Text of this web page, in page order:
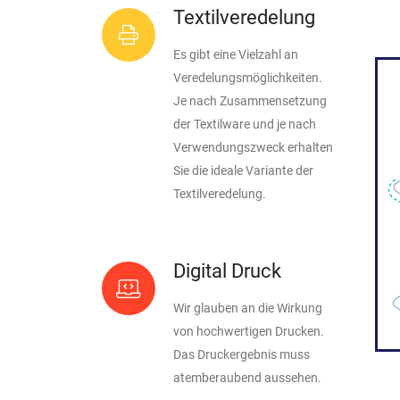
Textilveredelung
Es gibt eine Vielzahl an
Veredelungsmöglichkeiten.
Je nach Zusammensetzung
der Textilware und je nach
Verwendungszweck erhalten
Sie die ideale Variante der
Textilveredelung.
Digital Druck
Wir glauben an die Wirkung
von hochwertigen Drucken.
Das Druckergebnis muss
atemberaubend aussehen.